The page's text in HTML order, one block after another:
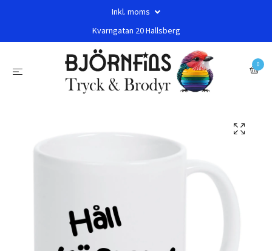
Inkl. moms
Kvarngatan 20 Hallsberg
0